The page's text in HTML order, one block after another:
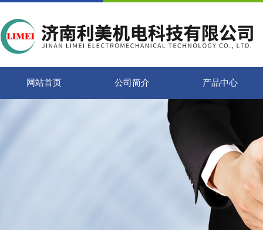
网站首页 公司简介 产品中心